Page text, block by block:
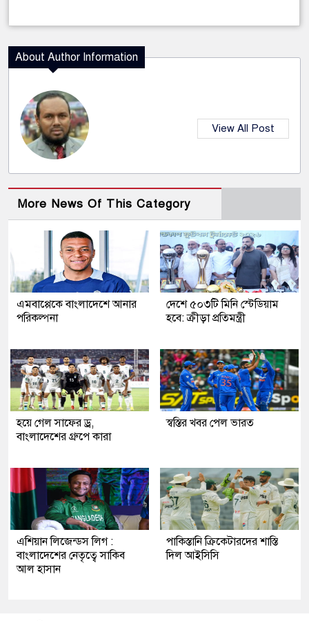
About Author Information
View All Post
More News Of This Category
এমবাপ্পেকে বাংলাদেশে আনার
পরিকল্পনা
দেশে ৫০৩টি মিনি স্টেডিয়াম
হবে: ক্রীড়া প্রতিমন্ত্রী
হয়ে গেল সাফের ড্র,
বাংলাদেশের গ্রুপে কারা
স্বস্তির খবর পেল ভারত
এশিয়ান লিজেন্ডস লিগ :
বাংলাদেশের নেতৃত্বে সাকিব
আল হাসান
পাকিস্তানি ক্রিকেটারদের শাস্তি
দিল আইসিসি